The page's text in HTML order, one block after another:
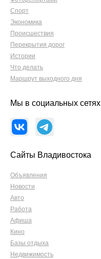
Спорт
Экономика
Происшествия
Перекрытия дорог
Истории
Что делать
Маршрут выходного дня
Мы в социальных сетях
Сайты Владивостока
Объявления
Новости
Авто
Работа
Афиша
Кино
Базы отдыха
Недвижимость